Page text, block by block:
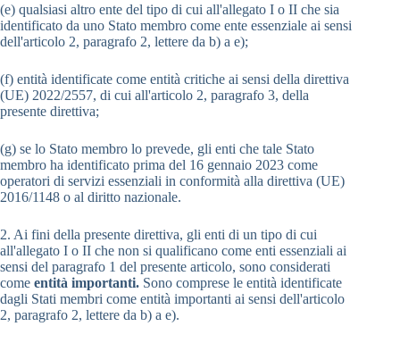
(e) qualsiasi altro ente del tipo di cui all'allegato I o II che sia
identificato da uno Stato membro come ente essenziale ai sensi
dell'articolo 2, paragrafo 2, lettere da b) a e);
(f) entità identificate come entità critiche ai sensi della direttiva
(UE) 2022/2557, di cui all'articolo 2, paragrafo 3, della
presente direttiva;
(g) se lo Stato membro lo prevede, gli enti che tale Stato
membro ha identificato prima del 16 gennaio 2023 come
operatori di servizi essenziali in conformità alla direttiva (UE)
2016/1148 o al diritto nazionale.
2. Ai fini della presente direttiva, gli enti di un tipo di cui
all'allegato I o II che non si qualificano come enti essenziali ai
sensi del paragrafo 1 del presente articolo, sono considerati
come entità importanti. Sono comprese le entità identificate
dagli Stati membri come entità importanti ai sensi dell'articolo
2, paragrafo 2, lettere da b) a e).